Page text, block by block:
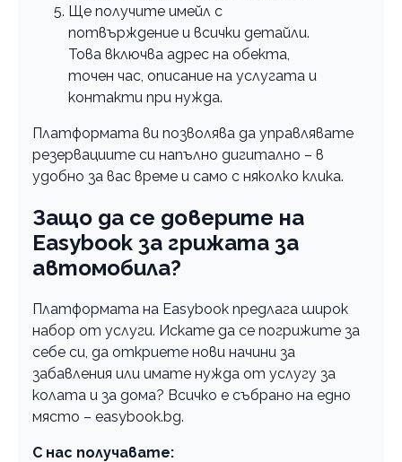
Ще получите имейл с
потвърждение и всички детайли.
Това включва адрес на обекта,
точен час, описание на услугата и
контакти при нужда.
Платформата ви позволява да управлявате
резервациите си напълно дигитално – в
удобно за вас време и само с няколко клика.
Защо да се доверите на
Easybook за грижата за
автомобила?
Платформата на Easybook предлага широк
набор от услуги. Искате да се погрижите за
себе си, да откриете нови начини за
забавления или имате нужда от услугу за
колата и за дома? Всичко е събрано на едно
място – easybook.bg.
С нас получавате: